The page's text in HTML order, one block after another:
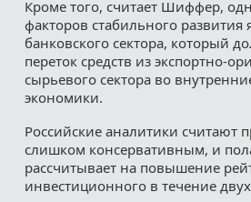
Кроме того, считает Шиффер,
факторов стабильного развития
банковского сектора, который
переток средств из экспортно-
сырьевого сектора во
экономики.
Российские аналитики считают
слишком консервативным, и
рассчитывает на повышение
инвестиционного в течение двух